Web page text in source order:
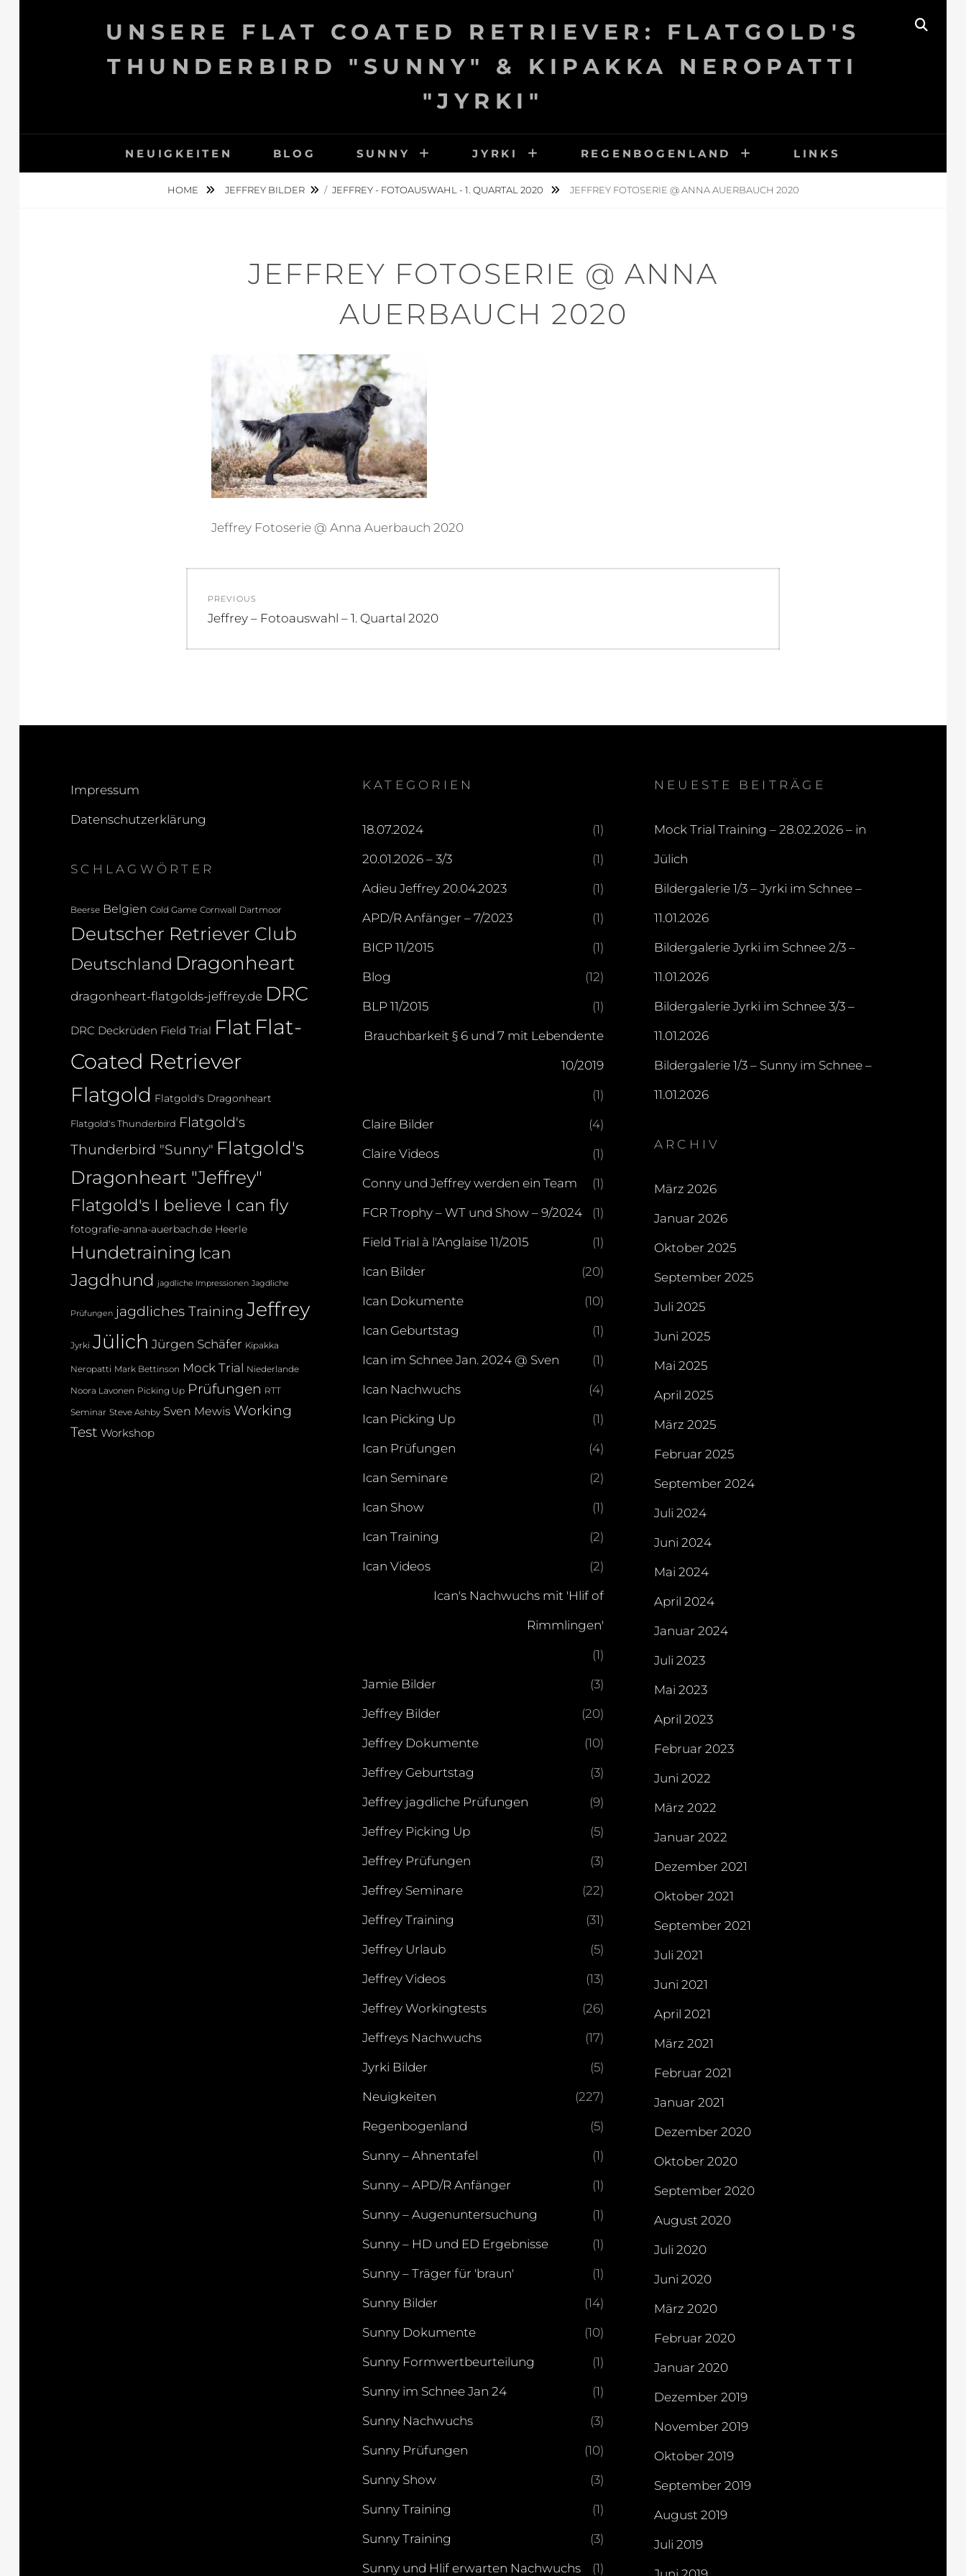
UNSERE FLAT COATED RETRIEVER: FLATGOLD'S
THUNDERBIRD "SUNNY" & KIPAKKA NEROPATTI
"JYRKI"
NEUIGKEITEN BLOG SUNNY JYRKI REGENBOGENLAND LINKS
HOME JEFFREY BILDER / JEFFREY - FOTOAUSWAHL - 1. QUARTAL 2020 JEFFREY FOTOSERIE @ ANNA AUERBAUCH 2020
JEFFREY FOTOSERIE @ ANNA
AUERBAUCH 2020
Jeffrey Fotoserie @ Anna Auerbauch 2020
PREVIOUS
Previous
Jeffrey – Fotoauswahl – 1. Quartal 2020
Impressum
Datenschutzerklärung
SCHLAGWÖRTER
Beerse Belgien Cold Game Cornwall Dartmoor
Deutscher Retriever Club
Deutschland Dragonheart
dragonheart-flatgolds-jeffrey.de DRC
DRC Deckrüden Field Trial Flat Flat-
Coated Retriever
Flatgold Flatgold's Dragonheart
Flatgold's Thunderbird Flatgold's
Thunderbird "Sunny" Flatgold's
Dragonheart "Jeffrey"
Flatgold's I believe I can fly
fotografie-anna-auerbach.de Heerle
Hundetraining Ican
Jagdhund jagdliche Impressionen Jagdliche
Prüfungen jagdliches Training Jeffrey
Jyrki Jülich Jürgen Schäfer Kipakka
Neropatti Mark Bettinson Mock Trial Niederlande
Noora Lavonen Picking Up Prüfungen RTT
Seminar Steve Ashby Sven Mewis Working
Test Workshop
KATEGORIEN
18.07.2024 (1)
20.01.2026 – 3/3 (1)
Adieu Jeffrey 20.04.2023 (1)
APD/R Anfänger – 7/2023 (1)
BICP 11/2015 (1)
Blog (12)
BLP 11/2015 (1)
Brauchbarkeit § 6 und 7 mit Lebendente
10/2019
(1)
Claire Bilder (4)
Claire Videos (1)
Conny und Jeffrey werden ein Team (1)
FCR Trophy – WT und Show – 9/2024 (1)
Field Trial à l'Anglaise 11/2015 (1)
Ican Bilder (20)
Ican Dokumente (10)
Ican Geburtstag (1)
Ican im Schnee Jan. 2024 @ Sven (1)
Ican Nachwuchs (4)
Ican Picking Up (1)
Ican Prüfungen (4)
Ican Seminare (2)
Ican Show (1)
Ican Training (2)
Ican Videos (2)
Ican's Nachwuchs mit 'Hlif of
Rimmlingen'
(1)
Jamie Bilder (3)
Jeffrey Bilder (20)
Jeffrey Dokumente (10)
Jeffrey Geburtstag (3)
Jeffrey jagdliche Prüfungen (9)
Jeffrey Picking Up (5)
Jeffrey Prüfungen (3)
Jeffrey Seminare (22)
Jeffrey Training (31)
Jeffrey Urlaub (5)
Jeffrey Videos (13)
Jeffrey Workingtests (26)
Jeffreys Nachwuchs (17)
Jyrki Bilder (5)
Neuigkeiten (227)
Regenbogenland (5)
Sunny – Ahnentafel (1)
Sunny – APD/R Anfänger (1)
Sunny – Augenuntersuchung (1)
Sunny – HD und ED Ergebnisse (1)
Sunny – Träger für 'braun' (1)
Sunny Bilder (14)
Sunny Dokumente (10)
Sunny Formwertbeurteilung (1)
Sunny im Schnee Jan 24 (1)
Sunny Nachwuchs (3)
Sunny Prüfungen (10)
Sunny Show (3)
Sunny Training (1)
Sunny Training (3)
Sunny und Hlif erwarten Nachwuchs (1)
NEUESTE BEITRÄGE
Mock Trial Training – 28.02.2026 – in
Jülich
Bildergalerie 1/3 – Jyrki im Schnee –
11.01.2026
Bildergalerie Jyrki im Schnee 2/3 –
11.01.2026
Bildergalerie Jyrki im Schnee 3/3 –
11.01.2026
Bildergalerie 1/3 – Sunny im Schnee –
11.01.2026
ARCHIV
März 2026
Januar 2026
Oktober 2025
September 2025
Juli 2025
Juni 2025
Mai 2025
April 2025
März 2025
Februar 2025
September 2024
Juli 2024
Juni 2024
Mai 2024
April 2024
Januar 2024
Juli 2023
Mai 2023
April 2023
Februar 2023
Juni 2022
März 2022
Januar 2022
Dezember 2021
Oktober 2021
September 2021
Juli 2021
Juni 2021
April 2021
März 2021
Februar 2021
Januar 2021
Dezember 2020
Oktober 2020
September 2020
August 2020
Juli 2020
Juni 2020
März 2020
Februar 2020
Januar 2020
Dezember 2019
November 2019
Oktober 2019
September 2019
August 2019
Juli 2019